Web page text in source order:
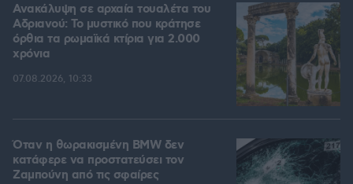
Ανακάλυψη σε αρχαία τουαλέτα του
Αδριανού: Το μυστικό που κράτησε
όρθια τα ρωμαϊκά κτίρια για 2.000
χρόνια
07.08.2026, 10:33
Όταν η θωρακισμένη BMW δεν
κατάφερε να προστατεύσει τον
Ζαμπούνη από τις σφαίρες